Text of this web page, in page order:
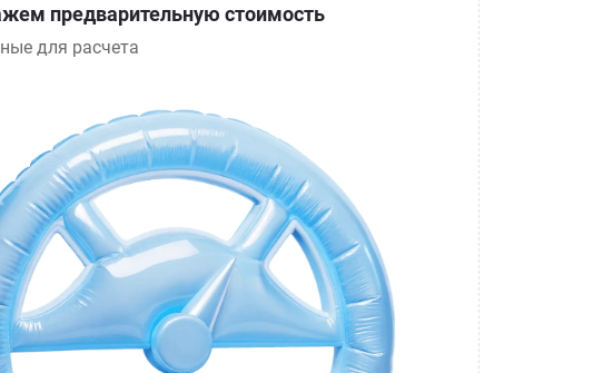
предварительную стоимость
для расчета